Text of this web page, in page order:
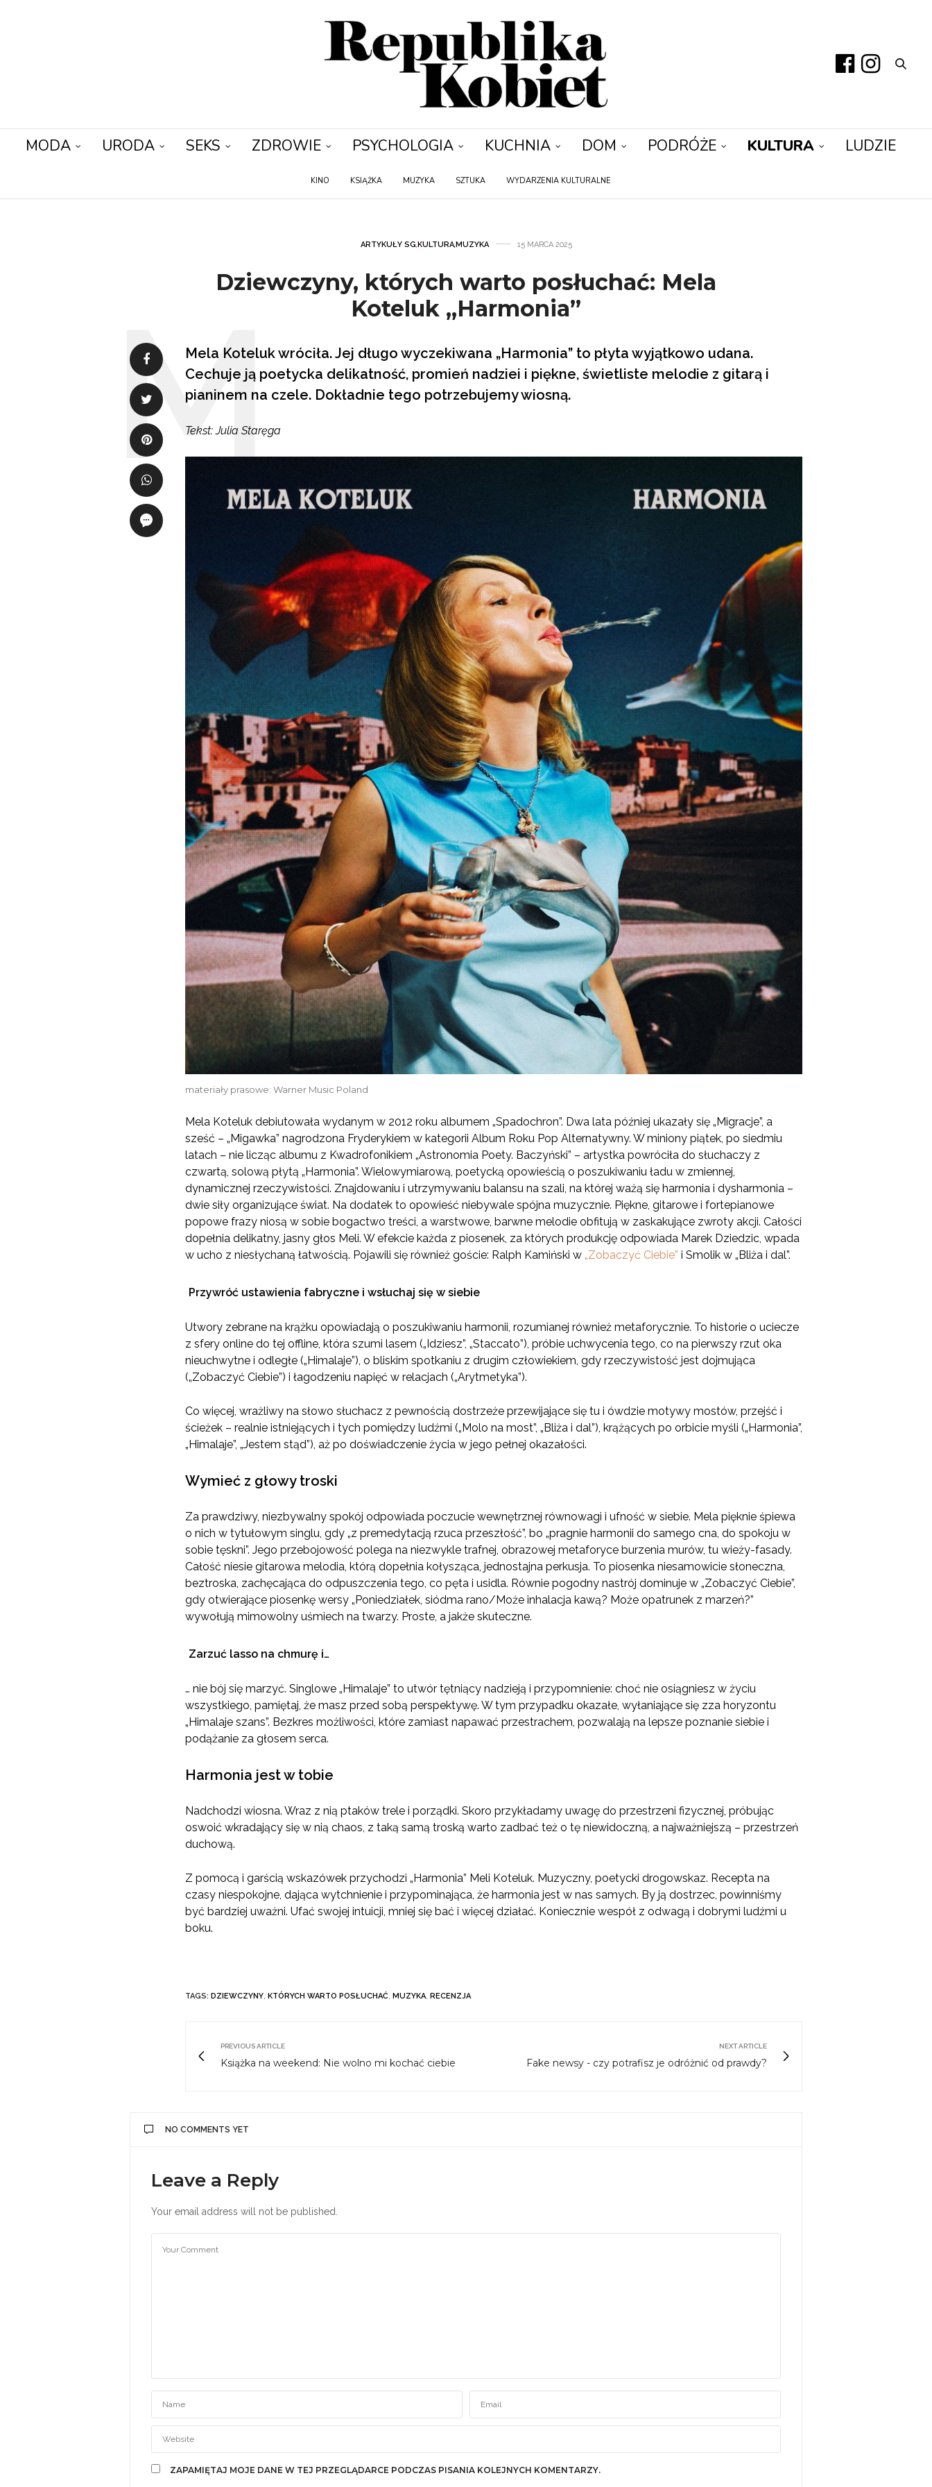
MODA URODA SEKS ZDROWIE PSYCHOLOGIA KUCHNIA DOM PODRÓŻE KULTURA LUDZIE
KINO KSIĄŻKA MUZYKA SZTUKA WYDARZENIA KULTURALNE
ARTYKUŁY SG,KULTURA,MUZYKA 15 MARCA 2025
Dziewczyny, których warto posłuchać: Mela
Koteluk „Harmonia”
Mela Koteluk wróciła. Jej długo wyczekiwana „Harmonia” to płyta wyjątkowo udana.
Cechuje ją poetycka delikatność, promień nadziei i piękne, świetliste melodie z gitarą i
pianinem na czele. Dokładnie tego potrzebujemy wiosną.
Tekst: Julia Staręga
materiały prasowe: Warner Music Poland
Mela Koteluk debiutowała wydanym w 2012 roku albumem „Spadochron”. Dwa lata później ukazały się „Migracje”, a
sześć – „Migawka” nagrodzona Fryderykiem w kategorii Album Roku Pop Alternatywny. W miniony piątek, po siedmiu
latach – nie licząc albumu z Kwadrofonikiem „Astronomia Poety. Baczyński” – artystka powróciła do słuchaczy z
czwartą, solową płytą „Harmonia”. Wielowymiarową, poetycką opowieścią o poszukiwaniu ładu w zmiennej,
dynamicznej rzeczywistości. Znajdowaniu i utrzymywaniu balansu na szali, na której ważą się harmonia i dysharmonia –
dwie siły organizujące świat. Na dodatek to opowieść niebywale spójna muzycznie. Piękne, gitarowe i fortepianowe
popowe frazy niosą w sobie bogactwo treści, a warstwowe, barwne melodie obfitują w zaskakujące zwroty akcji. Całości
dopełnia delikatny, jasny głos Meli. W efekcie każda z piosenek, za których produkcję odpowiada Marek Dziedzic, wpada
w ucho z niesłychaną łatwością. Pojawili się również goście: Ralph Kamiński w „Zobaczyć Ciebie” i Smolik w „Bliża i dal”.
Przywróć ustawienia fabryczne i wsłuchaj się w siebie
Utwory zebrane na krążku opowiadają o poszukiwaniu harmonii, rozumianej również metaforycznie. To historie o uciecze
z sfery online do tej offline, która szumi lasem („Idziesz”, „Staccato”), próbie uchwycenia tego, co na pierwszy rzut oka
nieuchwytne i odległe („Himalaje”), o bliskim spotkaniu z drugim człowiekiem, gdy rzeczywistość jest dojmująca
(„Zobaczyć Ciebie”) i łagodzeniu napięć w relacjach („Arytmetyka”).
Co więcej, wrażliwy na słowo słuchacz z pewnością dostrzeże przewijające się tu i ówdzie motywy mostów, przejść i
ścieżek – realnie istniejących i tych pomiędzy ludźmi („Molo na most”, „Bliża i dal”), krążących po orbicie myśli („Harmonia”,
„Himalaje”, „Jestem stąd”), aż po doświadczenie życia w jego pełnej okazałości.
Wymieć z głowy troski
Za prawdziwy, niezbywalny spokój odpowiada poczucie wewnętrznej równowagi i ufność w siebie. Mela pięknie śpiewa
o nich w tytułowym singlu, gdy „z premedytacją rzuca przeszłość”, bo „pragnie harmonii do samego cna, do spokoju w
sobie tęskni”. Jego przebojowość polega na niezwykle trafnej, obrazowej metaforyce burzenia murów, tu wieży-fasady.
Całość niesie gitarowa melodia, którą dopełnia kołysząca, jednostajna perkusja. To piosenka niesamowicie słoneczna,
beztroska, zachęcająca do odpuszczenia tego, co pęta i usidla. Równie pogodny nastrój dominuje w „Zobaczyć Ciebie”,
gdy otwierające piosenkę wersy „Poniedziałek, siódma rano/Może inhalacja kawą? Może opatrunek z marzeń?”
wywołują mimowolny uśmiech na twarzy. Proste, a jakże skuteczne.
Zarzuć lasso na chmurę i…
… nie bój się marzyć. Singlowe „Himalaje” to utwór tętniący nadzieją i przypomnienie: choć nie osiągniesz w życiu
wszystkiego, pamiętaj, że masz przed sobą perspektywę. W tym przypadku okazałe, wyłaniające się zza horyzontu
„Himalaje szans”. Bezkres możliwości, które zamiast napawać przestrachem, pozwalają na lepsze poznanie siebie i
podążanie za głosem serca.
Harmonia jest w tobie
Nadchodzi wiosna. Wraz z nią ptaków trele i porządki. Skoro przykładamy uwagę do przestrzeni fizycznej, próbując
oswoić wkradający się w nią chaos, z taką samą troską warto zadbać też o tę niewidoczną, a najważniejszą – przestrzeń
duchową.
Z pomocą i garścią wskazówek przychodzi „Harmonia” Meli Koteluk. Muzyczny, poetycki drogowskaz. Recepta na
czasy niespokojne, dająca wytchnienie i przypominająca, że harmonia jest w nas samych. By ją dostrzec, powinniśmy
być bardziej uważni. Ufać swojej intuicji, mniej się bać i więcej działać. Koniecznie wespół z odwagą i dobrymi ludźmi u
boku.
TAGS: DZIEWCZYNY, KTÓRYCH WARTO POSŁUCHAĆ, MUZYKA, RECENZJA
PREVIOUS ARTICLE
Książka na weekend: Nie wolno mi kochać ciebie
NEXT ARTICLE
Fake newsy - czy potrafisz je odróżnić od prawdy?
NO COMMENTS YET
Leave a Reply
Your email address will not be published.
ZAPAMIĘTAJ MOJE DANE W TEJ PRZEGLĄDARCE PODCZAS PISANIA KOLEJNYCH KOMENTARZY.